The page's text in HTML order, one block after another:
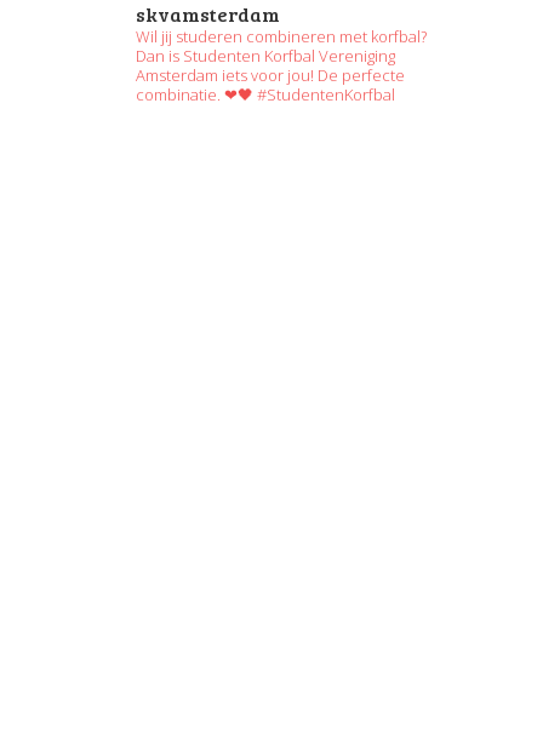
skvamsterdam
Wil jij studeren combineren met korfbal?
Dan is Studenten Korfbal Vereniging
Amsterdam iets voor jou! De perfecte
combinatie. ❤🖤 #StudentenKorfbal